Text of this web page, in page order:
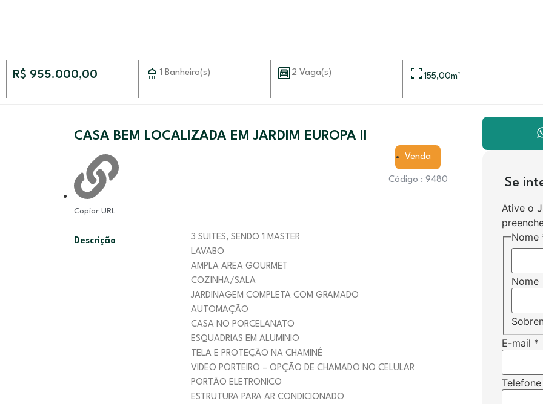
R$ 955.000,00 1 Banheiro(s) 2 Vaga(s) 155,00m²
CASA BEM LOCALIZADA EM JARDIM EUROPA II
Copiar URL
Venda
Código : 9480
Descrição
3 SUITES, SENDO 1 MASTER
LAVABO
AMPLA AREA GOURMET
COZINHA/SALA
JARDINAGEM COMPLETA COM GRAMADO
AUTOMAÇÃO
CASA NO PORCELANATO
ESQUADRIAS EM ALUMINIO
TELA E PROTEÇÃO NA CHAMINÉ
VIDEO PORTEIRO – OPÇÃO DE CHAMADO NO CELULAR
PORTÃO ELETRONICO
ESTRUTURA PARA AR CONDICIONADO
Se
Ative o
Nome
Nome
E-mail *
Telefone